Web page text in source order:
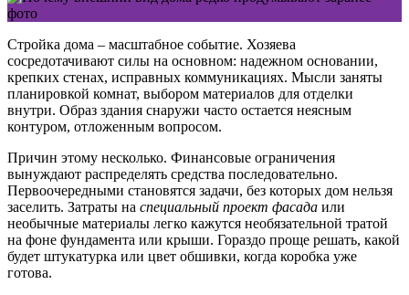
Стройка дома – масштабное событие. Хозяева
сосредотачивают силы на основном: надежном основании,
крепких стенах, исправных коммуникациях. Мысли заняты
планировкой комнат, выбором материалов для отделки
внутри. Образ здания снаружи часто остается неясным
контуром, отложенным вопросом.
Причин этому несколько. Финансовые ограничения
вынуждают распределять средства последовательно.
Первоочередными становятся задачи, без которых дом нельзя
заселить. Затраты на специальный проект фасада или
необычные материалы легко кажутся необязательной тратой
на фоне фундамента или крыши. Гораздо проще решать, какой
будет штукатурка или цвет обшивки, когда коробка уже
готова.